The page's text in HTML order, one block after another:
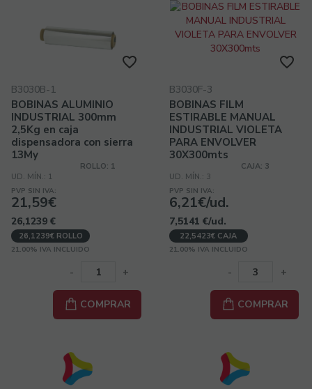
B3030B-1
BOBINAS ALUMINIO
INDUSTRIAL 300mm
2,5Kg en caja
dispensadora con sierra
13My
ROLLO: 1
UD. MÍN.: 1
PVP SIN IVA:
21,59€
26,1239 €
26,1239€ ROLLO
21.00% IVA INCLUIDO
- +
COMPRAR
B3030F-3
BOBINAS FILM
ESTIRABLE MANUAL
INDUSTRIAL VIOLETA
PARA ENVOLVER
30X300mts
CAJA: 3
UD. MÍN.: 3
PVP SIN IVA:
6,21€/ud.
7,5141 €/ud.
22,5423€ CAJA
21.00% IVA INCLUIDO
- +
COMPRAR